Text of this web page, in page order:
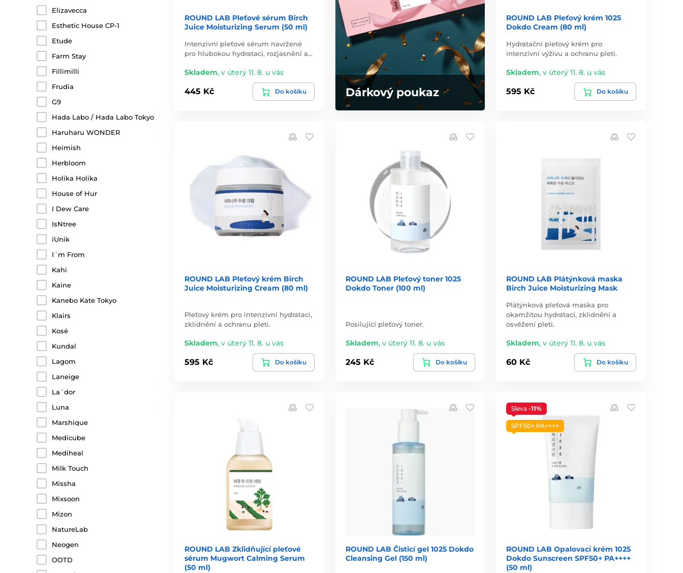
Elizavecca
Esthetic House CP-1
Etude
Farm Stay
Fillimilli
Frudia
G9
Hada Labo / Hada Labo Tokyo
Haruharu WONDER
Heimish
Herbloom
Holika Holika
House of Hur
I Dew Care
IsNtree
iUnik
I´m From
Kahi
Kaine
Kanebo Kate Tokyo
Klairs
Kosé
Kundal
Lagom
Laneige
La´dor
Luna
Marshique
Medicube
Mediheal
Milk Touch
Missha
Mixsoon
Mizon
NatureLab
Neogen
OOTD
ROUND LAB Pleťové sérum Birch
Juice Moisturizing Serum (50 ml)
Intenzivní pleťové sérum navržené
pro hlubokou hydrataci, rozjasnění a…
Skladem, v úterý 11. 8. u vás
445 Kč Do košíku Dárkový poukaz
ROUND LAB Pleťový krém 1025
Dokdo Cream (80 ml)
Hydratační pleťový krém pro
intenzivní výživu a ochranu pleti.
Skladem,v úterý 11. 8. u vás
595 Kč Do košíku
ROUND LAB Pleťový krém Birch
Juice Moisturizing Cream (80 ml)
Pleťový krém pro intenzivní hydrataci,
zklidnění a ochranu pleti.
Skladem, v úterý 11. 8. u vás
595 Kč Do košíku
ROUND LAB Pleťový toner 1025
Dokdo Toner (100 ml)
Posilující pleťový toner.
Skladem, v úterý 11. 8. u vás
245 Kč Do košíku
ROUND LAB Plátýnková maska
Birch Juice Moisturizing Mask
Plátýnková pleťová maska pro
okamžitou hydrataci, zklidnění a
osvěžení pleti.
Skladem,v úterý 11. 8. u vás
60 Kč Do košíku
ROUND LAB Zklidňující pleťové
sérum Mugwort Calming Serum
(50 ml)
ROUND LAB Čisticí gel 1025 Dokdo
Cleansing Gel (150 ml)
Sleva-11%
SPF50+ PA++++
ROUND LAB Opalovací krém 1025
Dokdo Sunscreen SPF50+ PA++++
(50 ml)